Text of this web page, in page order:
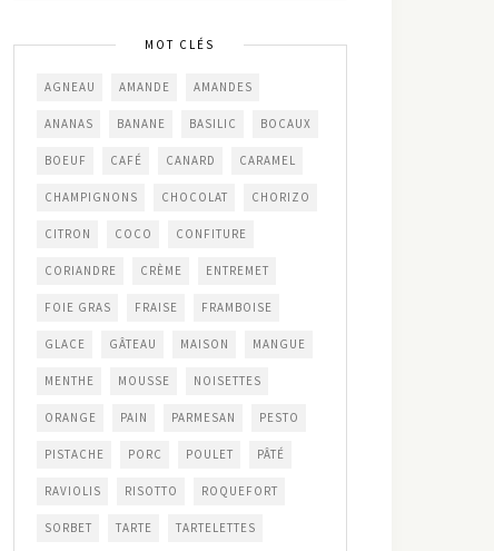
MOT CLÉS
AGNEAU AMANDE AMANDES
ANANAS BANANE BASILIC BOCAUX
BOEUF CAFÉ CANARD CARAMEL
CHAMPIGNONS CHOCOLAT CHORIZO
CITRON COCO CONFITURE
CORIANDRE CRÈME ENTREMET
FOIE GRAS FRAISE FRAMBOISE
GLACE GÂTEAU MAISON MANGUE
MENTHE MOUSSE NOISETTES
ORANGE PAIN PARMESAN PESTO
PISTACHE PORC POULET PÂTÉ
RAVIOLIS RISOTTO ROQUEFORT
SORBET TARTE TARTELETTES